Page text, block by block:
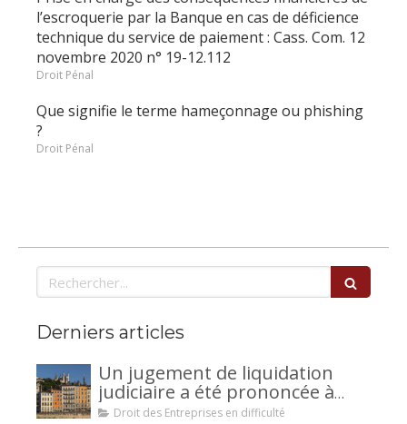
l’escroquerie par la Banque en cas de déficience
technique du service de paiement : Cass. Com. 12
novembre 2020 n° 19-12.112
Droit Pénal
Que signifie le terme hameçonnage ou phishing
?
Droit Pénal
Rechercher
Derniers articles
Un jugement de liquidation
judiciaire a été prononcée à
votre encontre : comment
Droit des Entreprises en difficulté